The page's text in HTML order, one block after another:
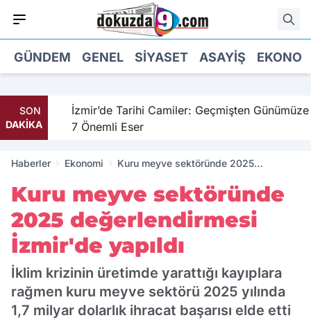
GÜNDEM GENEL SIYASET ASAYIŞ
SON
DAKİKA
İzmir’de Tarihi Camiler: Geçmişten Günümüze
7 Önemli Eser
Haberler Ekonomi
Kuru meyve sektöründe 2025
Kuru meyve sektöründe
2025 değerlendirmesi
İzmir'de yapıldı
İklim krizinin üretimde yarattığı kayıplara
rağmen kuru meyve sektörü 2025 yılında
1,7 milyar dolarlık ihracat başarısı elde etti